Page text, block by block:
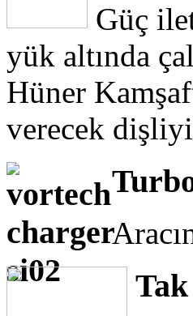
Güç
yük altında
Hüner
verecek